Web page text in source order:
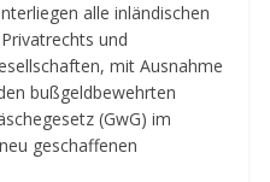
alle inländischen
und
mit Ausnahme
bußgeldbewehrten
(GwG) im
geschaffenen